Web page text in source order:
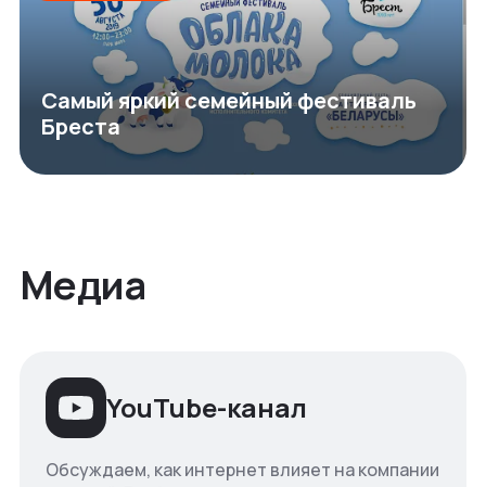
Самый яркий семейный фестиваль
Бреста
Медиа
YouTube-канал
Обсуждаем, как интернет влияет на компании